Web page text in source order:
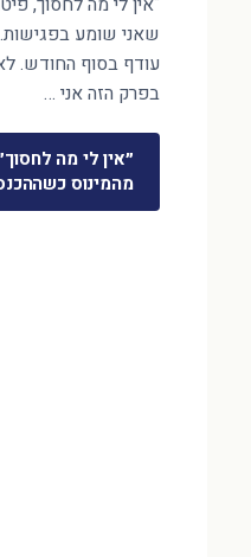
שאני שומע בפגישות.
עודף בסוף החודש.
בפרק הזה אני …
״אין לי מה
מהמינוס